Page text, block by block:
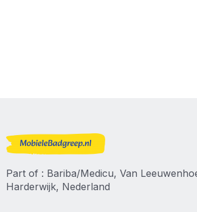
Part of : Bariba/Medicu, Van
Harderwijk, Nederland